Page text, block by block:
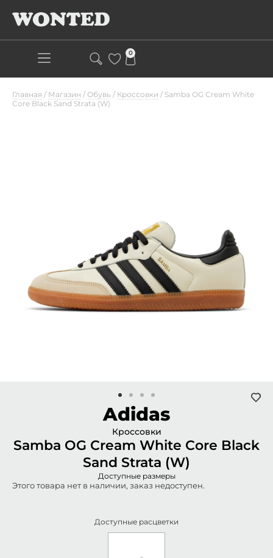
0
Главная / Магазин / Обувь / Кроссовки / Samba OG Cream White
Core Black Sand Strata (W)
Adidas
Кроссовки
Samba OG Cream White Core Black
Sand Strata (W)
Доступные размеры
Этого товара нет в наличии, заказ недоступен.
Доступные расцветки